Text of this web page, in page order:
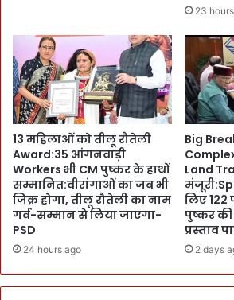
या
यो
गा
:
प
द्मा
भू
ष
ण
को
श्या
दि
या
v
t
D
e
g
r
e
e
C
o
l
l
g
23
13 महिलाओं को तीलू रौतेली
Award:35 आंगनवाड़ी
Workers भी CM पुष्कर के हाथों
सम्मानित:वीरांगाओं का जब भी
जिक्र होगा, तीलू रौतेली का नाम
गर्व-सम्मान से लिया जाएगा-
PSD
24 hours ago
Big
Land
लिए 122
पुष्कर
प्रस्ताव
2 days